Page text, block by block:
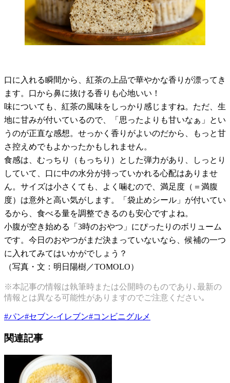
口に入れる瞬間から、紅茶の上品で華やかな香りが漂ってき
ます。口から鼻に抜ける香りも心地いい！
味についても、紅茶の風味をしっかり感じますね。ただ、生
地に甘みが付いているので、「思ったよりも甘いなぁ」とい
うのが正直な感想。せっかく香りがよいのだから、もっと甘
さ控えめでもよかったかもしれません。
食感は、むっちり（もっちり）とした弾力があり、しっとり
していて、口に中の水分が持っていかれる心配はありませ
ん。サイズは小さくても、よく噛むので、満足度（＝満腹
度）は意外と高い気がします。「袋止めシール」が付いてい
るから、食べる量を調整できるのも安心ですよね。
小腹が空き始める「 3時のおやつ」にぴったりのボリューム
です。今日のおやつがまだ決まっていないなら、候補の一つ
に入れてみてはいかがでしょう？
（写真・文：明日陽樹／TOMOLO）
※本記事の情報は執筆時または公開時のものであり､最新の
情報とは異なる可能性がありますのでご注意ください｡
#パン#セブン-イレブン#コンビニグルメ
関連記事